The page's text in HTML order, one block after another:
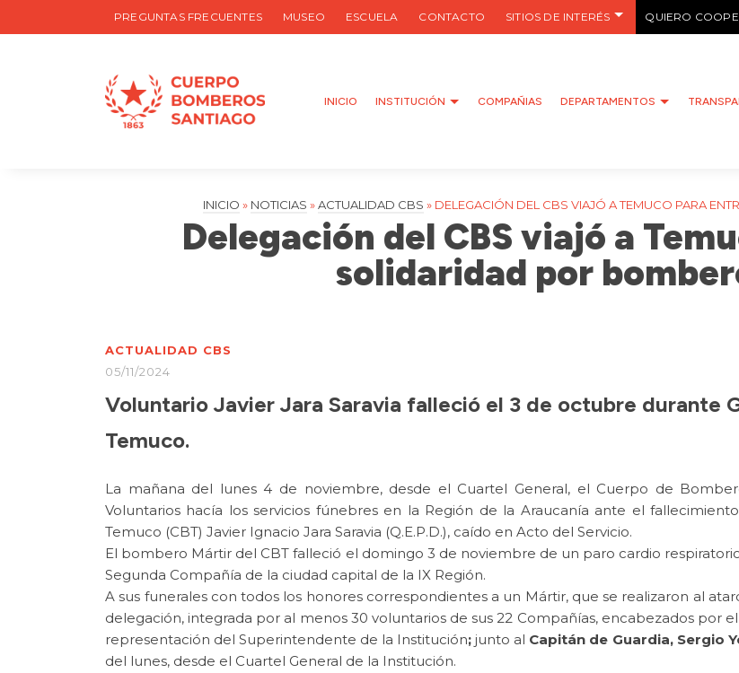
PREGUNTAS FRECUENTES MUSEO ESCUELA CONTACTO SITIOS DE INTERÉS QUIERO
INICIO INSTITUCIÓN COMPAÑIAS DEPARTAMENTOS
INICIO » NOTICIAS »ACTUALIDAD CBS » DELEGACIÓN DEL CBS VIAJÓ A TEMUCO PARA
Delegación del CBS viajó a
solidaridad por
ACTUALIDAD CBS
05/11/2024
Voluntario Javier Jara Saravia falleció el 3 de octubre durante
Temuco.
La mañana del lunes 4 de noviembre, desde el Cuartel General, el Cuerpo de
Voluntarios hacía los servicios fúnebres en la Región de la Araucanía ante el
Temuco (CBT) Javier Ignacio Jara Saravia (Q.E.P.D.), caído en Acto del Servicio.
El bombero Mártir del CBT falleció el domingo 3 de noviembre de un paro cardio
Segunda Compañía de la ciudad capital de la IX Región.
A sus funerales con todos los honores correspondientes a un Mártir, que se realizaron al
delegación, integrada por al menos 30 voluntarios de sus 22 Compañías, encabezados por el
representación del Superintendente de la Institución;junto al Capitán de Guardia, Sergio
del lunes, desde el Cuartel General de la Institución.